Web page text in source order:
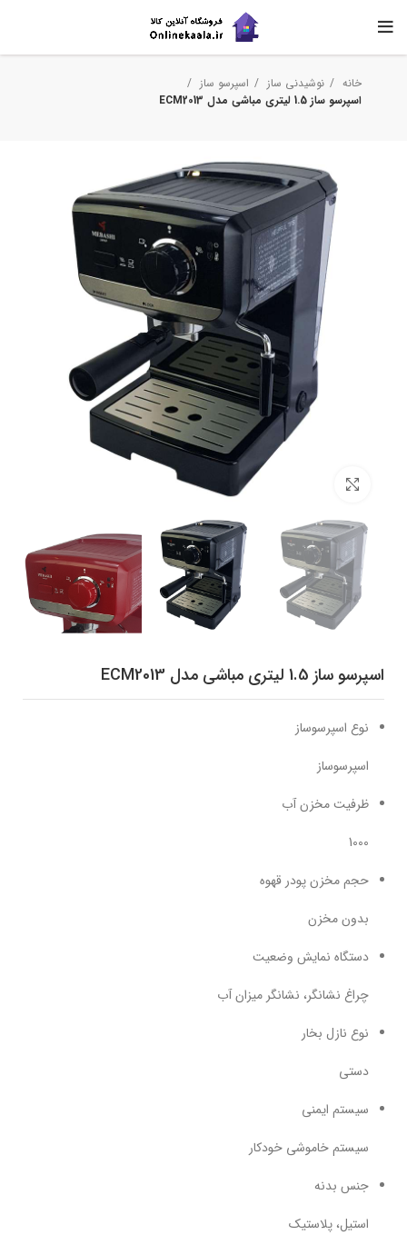
خانه نوشیدنی ساز
اسپرسو ساز
اسپرسو ساز 1.5 لیتری مباشی مدل ECM2013
برای بزرگنمایی کلیک کنید
اسپرسو ساز 1.5 لیتری مباشی مدل ECM2013
نوع اسپرسوساز
اسپرسوساز
ظرفیت مخزن آب
1000
حجم مخزن پودر قهوه
بدون مخزن
دستگاه نمایش وضعیت
چراغ نشانگر، نشانگر میزان آب
نوع نازل بخار
دستی
سیستم ایمنی
سیستم خاموشی خودکار
جنس بدنه
استیل، پلاستیک